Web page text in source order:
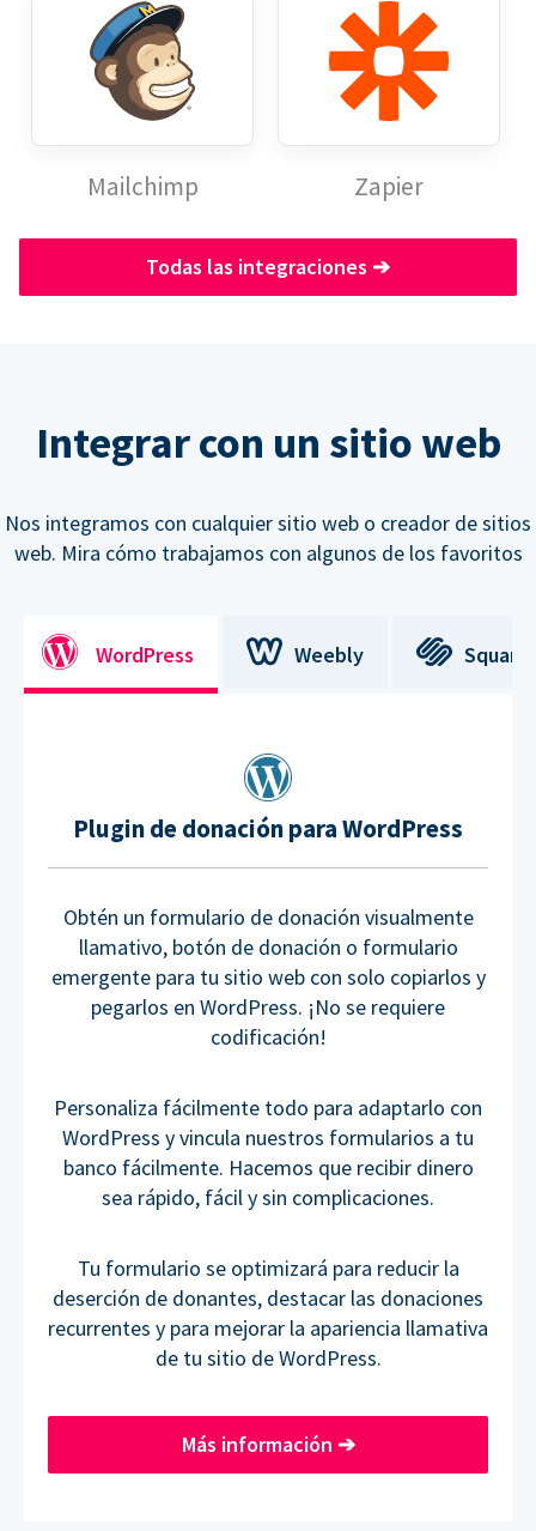
Mailchimp Zapier
Todas las integraciones ➔
Integrar con un sitio web
Nos integramos con cualquier sitio web o creador de sitios
web. Mira cómo trabajamos con algunos de los favoritos
WordPress Weebly
Plugin de donación para WordPress
Obtén un formulario de donación visualmente
llamativo, botón de donación o formulario
emergente para tu sitio web con solo copiarlos y
pegarlos en WordPress. ¡No se requiere
codificación!
Personaliza fácilmente todo para adaptarlo con
WordPress y vincula nuestros formularios a tu
banco fácilmente. Hacemos que recibir dinero
sea rápido, fácil y sin complicaciones.
Tu formulario se optimizará para reducir la
deserción de donantes, destacar las donaciones
recurrentes y para mejorar la apariencia llamativa
de tu sitio de WordPress.
Más información ➔